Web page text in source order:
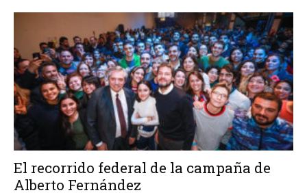
El recorrido federal de la campaña de
Alberto Fernández